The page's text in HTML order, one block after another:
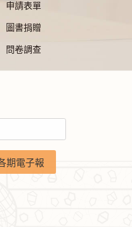
申請表單
圖書捐贈
問卷調查